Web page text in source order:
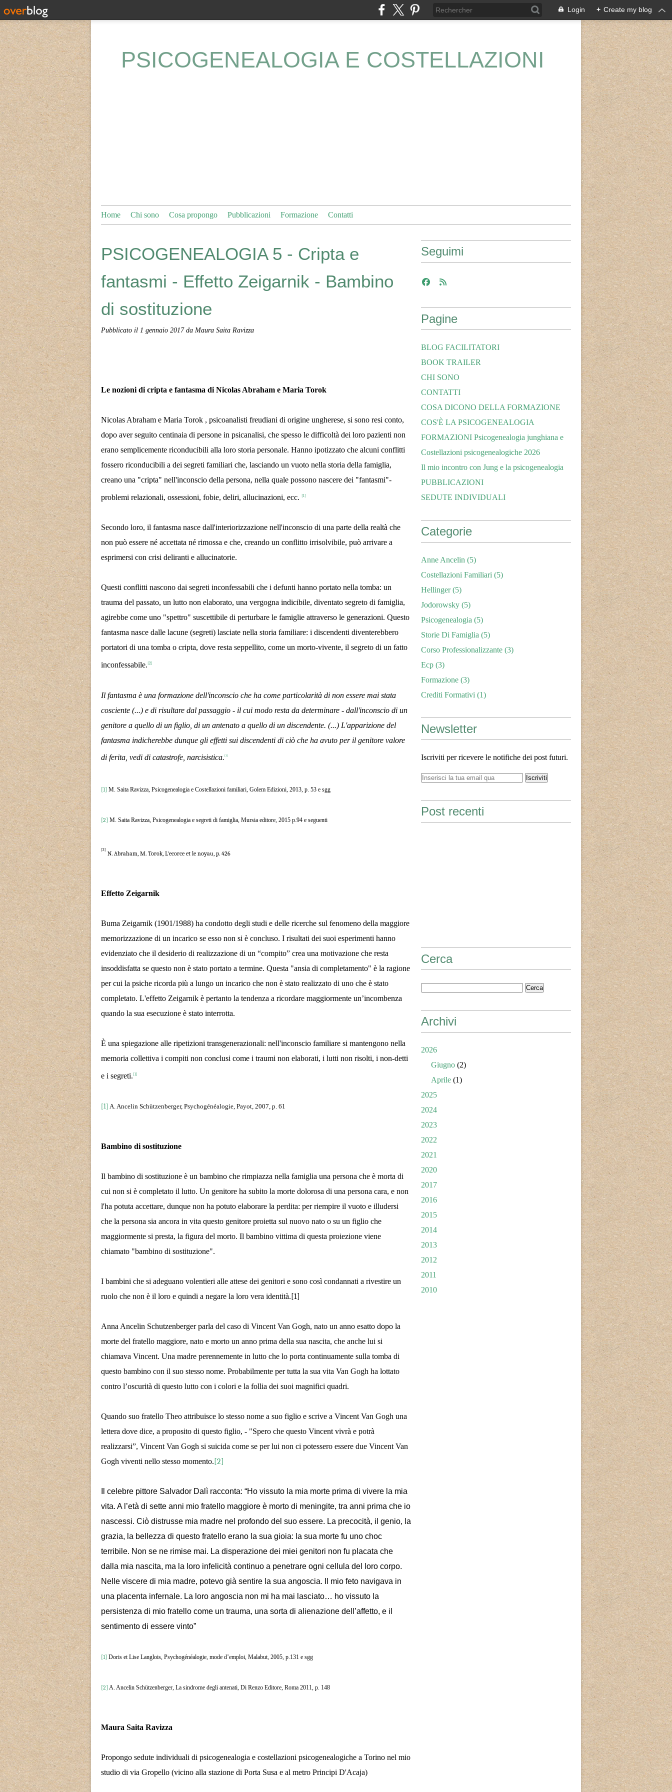
Login + Create my blog
PSICOGENEALOGIA E COSTELLAZIONI
Home Chi sono Cosa propongo Pubblicazioni Formazione Contatti
PSICOGENEALOGIA 5 - Cripta e
fantasmi - Effetto Zeigarnik - Bambino
di sostituzione
Pubblicato il 1 gennaio 2017da Maura Saita Ravizza
Le nozioni di cripta e fantasma di Nicolas Abraham e Maria Torok
Nicolas Abraham e Maria Torok , psicoanalisti freudiani di origine ungherese, si sono resi conto,
dopo aver seguito centinaia di persone in psicanalisi, che spesso le difficoltà dei loro pazienti non
erano semplicemente riconducibili alla loro storia personale. Hanno ipotizzato che alcuni conflitti
fossero riconducibili a dei segreti familiari che, lasciando un vuoto nella storia della famiglia,
creano una "cripta" nell'inconscio della persona, nella quale possono nascere dei "fantasmi"-
problemi relazionali, ossessioni, fobie, deliri, allucinazioni, ecc. [1]
Secondo loro, il fantasma nasce dall'interiorizzazione nell'inconscio di una parte della realtà che
non può essere né accettata né rimossa e che, creando un conflitto irrisolvibile, può arrivare a
esprimersi con crisi deliranti e allucinatorie.
Questi conflitti nascono dai segreti inconfessabili che i defunti hanno portato nella tomba: un
trauma del passato, un lutto non elaborato, una vergogna indicibile, diventato segreto di famiglia,
agirebbe come uno "spettro" suscettibile di perturbare le famiglie attraverso le generazioni. Questo
fantasma nasce dalle lacune (segreti) lasciate nella storia familiare: i discendenti diventerebbero
portatori di una tomba o cripta, dove resta seppellito, come un morto-vivente, il segreto di un fatto
inconfessabile. [2]
Il fantasma è una formazione dell'inconscio che ha come particolarità di non essere mai stata
cosciente (...) e di risultare dal passaggio - il cui modo resta da determinare - dall'inconscio di un
genitore a quello di un figlio, di un antenato a quello di un discendente. (...) L'apparizione del
fantasma indicherebbe dunque gli effetti sui discendenti di ciò che ha avuto per il genitore valore
di ferita, vedi di catastrofe, narcisistica.[3]
[1] M. Saita Ravizza, Psicogenealogia e Costellazioni familiari, Golem Edizioni, 2013, p. 53 e sgg
[2] M. Saita Ravizza, Psicogenealogia e segreti di famiglia, Mursia editore, 2015 p.94 e seguenti
[3]
N. Abraham, M. Torok, L'ecorce et le noyau, p. 426
Effetto Zeigarnik
Buma Zeigarnik (1901/1988) ha condotto degli studi e delle ricerche sul fenomeno della maggiore
memorizzazione di un incarico se esso non si è concluso. I risultati dei suoi esperimenti hanno
evidenziato che il desiderio di realizzazione di un “compito” crea una motivazione che resta
insoddisfatta se questo non è stato portato a termine. Questa "ansia di completamento" è la ragione
per cui la psiche ricorda più a lungo un incarico che non è stato realizzato di uno che è stato
completato. L'effetto Zeigarnik è pertanto la tendenza a ricordare maggiormente un’incombenza
quando la sua esecuzione è stato interrotta.
È una spiegazione alle ripetizioni transgenerazionali: nell'inconscio familiare si mantengono nella
memoria collettiva i compiti non conclusi come i traumi non elaborati, i lutti non risolti, i non-detti
e i segreti. [1]
[1] A. Ancelin Schützenberger, Psychogénéalogie, Payot, 2007, p. 61
Bambino di sostituzione
Il bambino di sostituzione è un bambino che rimpiazza nella famiglia una persona che è morta di
cui non si è completato il lutto. Un genitore ha subito la morte dolorosa di una persona cara, e non
l'ha potuta accettare, dunque non ha potuto elaborare la perdita: per riempire il vuoto e illudersi
che la persona sia ancora in vita questo genitore proietta sul nuovo nato o su un figlio che
maggiormente si presta, la figura del morto. Il bambino vittima di questa proiezione viene
chiamato "bambino di sostituzione".
I bambini che si adeguano volentieri alle attese dei genitori e sono così condannati a rivestire un
ruolo che non è il loro e quindi a negare la loro vera identità.[1]
Anna Ancelin Schutzenberger parla del caso di Vincent Van Gogh, nato un anno esatto dopo la
morte del fratello maggiore, nato e morto un anno prima della sua nascita, che anche lui si
chiamava Vincent. Una madre perennemente in lutto che lo porta continuamente sulla tomba di
questo bambino con il suo stesso nome. Probabilmente per tutta la sua vita Van Gogh ha lottato
contro l’oscurità di questo lutto con i colori e la follia dei suoi magnifici quadri.
Quando suo fratello Theo attribuisce lo stesso nome a suo figlio e scrive a Vincent Van Gogh una
lettera dove dice, a proposito di questo figlio, - "Spero che questo Vincent vivrà e potrà
realizzarsi”, Vincent Van Gogh si suicida come se per lui non ci potessero essere due Vincent Van
Gogh viventi nello stesso momento. [2]
Il celebre pittore Salvador Dalì racconta: “Ho vissuto la mia morte prima di vivere la mia
vita. A l’età di sette anni mio fratello maggiore è morto di meningite, tra anni prima che io
nascessi. Ciò distrusse mia madre nel profondo del suo essere. La precocità, il genio, la
grazia, la bellezza di questo fratello erano la sua gioia: la sua morte fu uno choc
terribile. Non se ne rimise mai. La disperazione dei miei genitori non fu placata che
dalla mia nascita, ma la loro infelicità continuo a penetrare ogni cellula del loro corpo.
Nelle viscere di mia madre, potevo già sentire la sua angoscia. Il mio feto navigava in
una placenta infernale. La loro angoscia non mi ha mai lasciato… ho vissuto la
persistenza di mio fratello come un trauma, una sorta di alienazione dell’affetto, e il
sentimento di essere vinto”
[1] Doris et Lise Langlois, Psychogénéalogie, mode d’emploi, Malabut, 2005, p.131 e sgg
[2] A. Ancelin Schützenberger, La sindrome degli antenati, Di Renzo Editore, Roma 2011, p. 148
Maura Saita Ravizza
Propongo sedute individuali di psicogenealogia e costellazioni psicogenealogiche a Torino nel mio
studio di via Gropello (vicino alla stazione di Porta Susa e al metro Principi D'Acaja)
Seguimi
Pagine
BLOG FACILITATORI
BOOK TRAILER
CHI SONO
CONTATTI
COSA DICONO DELLA FORMAZIONE
COS'È LA PSICOGENEALOGIA
FORMAZIONI Psicogenealogia junghiana e
Costellazioni psicogenealogiche 2026
Il mio incontro con Jung e la psicogenealogia
PUBBLICAZIONI
SEDUTE INDIVIDUALI
Categorie
Anne Ancelin (5)
Costellazioni Familiari (5)
Hellinger(5)
Jodorowsky (5)
Psicogenealogia (5)
Storie Di Famiglia (5)
Corso Professionalizzante (3)
Ecp (3)
Formazione (3)
Crediti Formativi (1)
Newsletter
Iscriviti per ricevere le notifiche dei post futuri.
Post recenti
Cerca
Archivi
2026
Giugno (2)
Aprile (1)
2025
2024
2023
2022
2021
2020
2017
2016
2015
2014
2013
2012
2011
2010